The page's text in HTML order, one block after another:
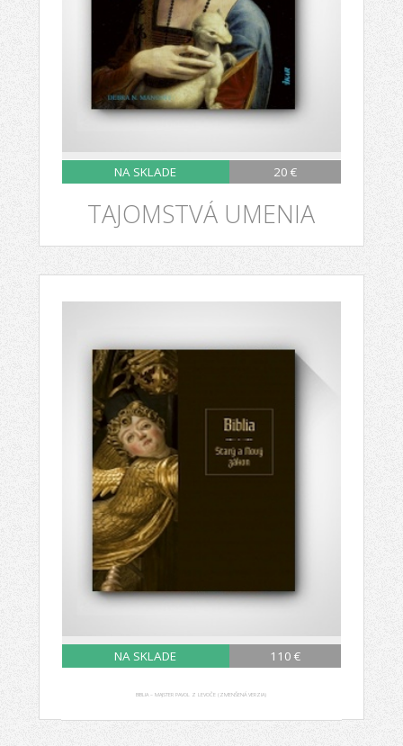
NA SKLADE 20 €
TAJOMSTVÁ UMENIA
NA SKLADE 110 €
BIBLIA – MAJSTER PAVOL Z LEVOČE (ZMENŠENÁ VERZIA)